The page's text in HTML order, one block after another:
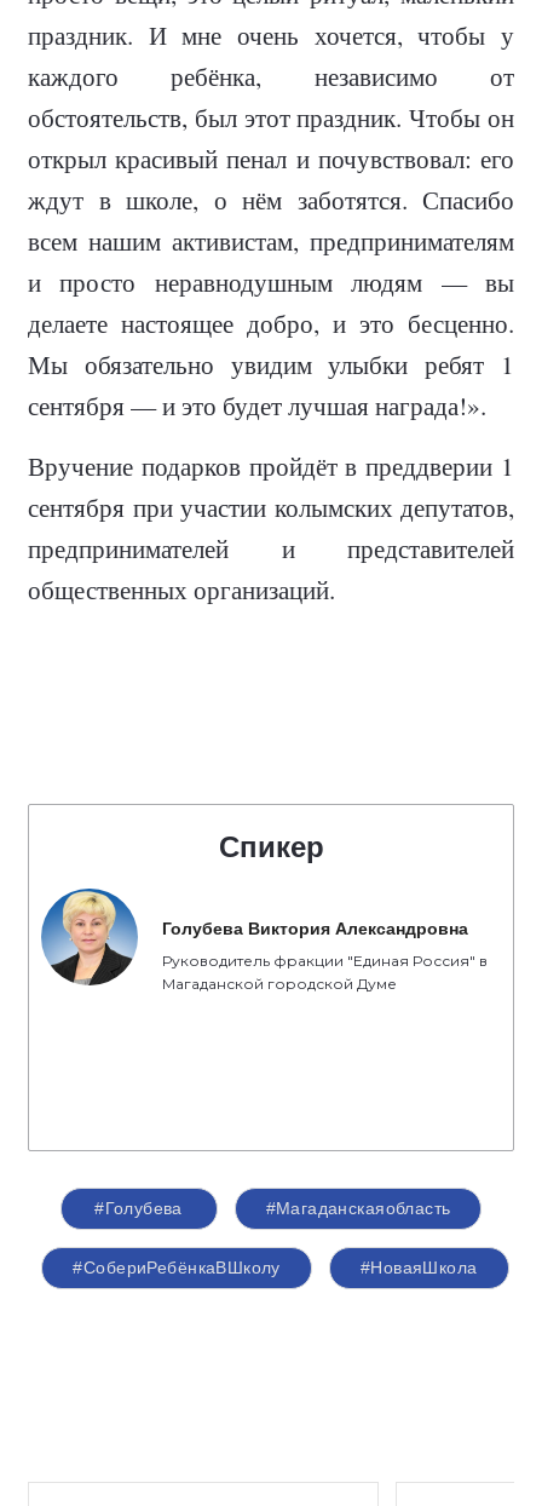
праздник. И мне очень хочется, чтобы у
каждого ребёнка, независимо от
обстоятельств, был этот праздник. Чтобы он
открыл красивый пенал и почувствовал: его
ждут в школе, о нём заботятся. Спасибо
всем нашим активистам, предпринимателям
и просто неравнодушным людям — вы
делаете настоящее добро, и это бесценно.
Мы обязательно увидим улыбки ребят 1
сентября — и это будет лучшая награда!».
Вручение подарков пройдёт в преддверии 1
сентября при участии колымских депутатов,
предпринимателей и представителей
общественных организаций.
Спикер
Голубева Виктория Александровна
Руководитель фракции "Единая Россия" в
Магаданской городской Думе
#Голубева #Магаданскаяобласть
#СобериРебёнкаВШколу #НоваяШкола